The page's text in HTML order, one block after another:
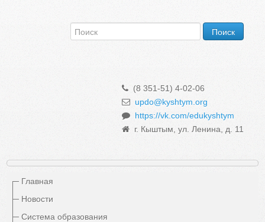
(8 351-51) 4-02-06
updo@kyshtym.org
https://vk.com/edukyshtym
г. Кыштым, ул. Ленина, д. 11
Главная
Новости
Система образования